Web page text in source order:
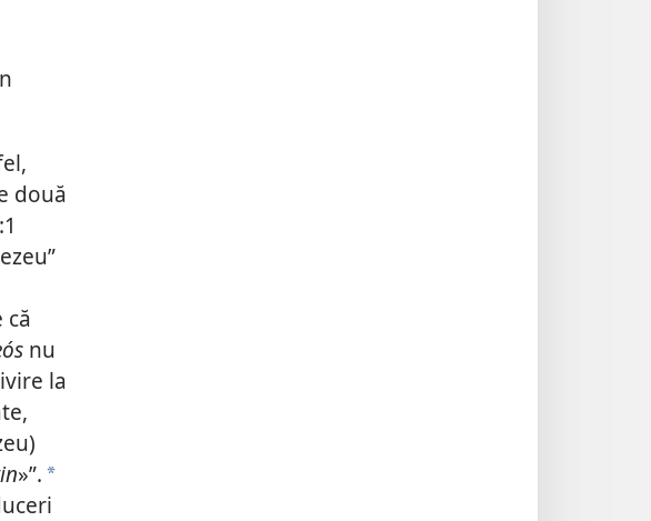
două
că
nu
la
»”. a